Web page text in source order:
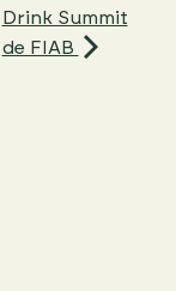
Drink Summit
de FIAB